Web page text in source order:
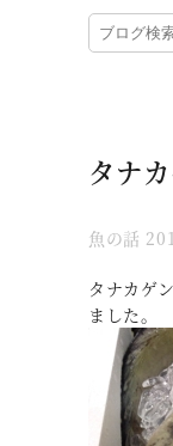
タナ
魚の話
タナカゲ
ました。